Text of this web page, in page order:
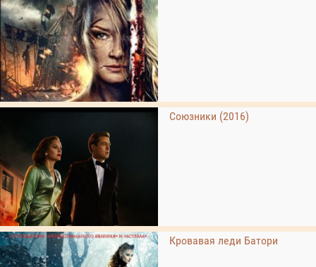
Союзники (2016)
Кровавая леди Батори